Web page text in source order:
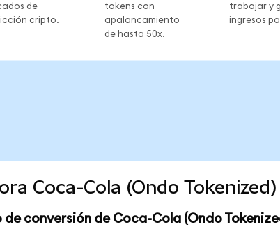
de
cripto.
tokens con
apalancamiento
de hasta 50x.
trabajar y
ingresos
Coca-Cola (Ondo
de conversión de Coca-Cola (Ondo